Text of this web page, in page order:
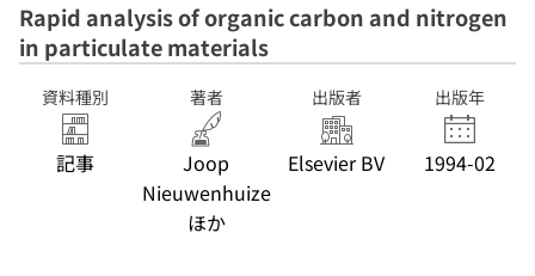
Rapid analysis of organic carbon and nitrogen
in particulate materials
資料種別
記事
著者
Joop
Nieuwenhuize
ほか
出版者
Elsevier BV
出版年
1994-02